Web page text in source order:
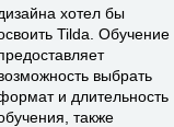
хотел бы
Tilda. Обучение
выбрать
и длительность
также